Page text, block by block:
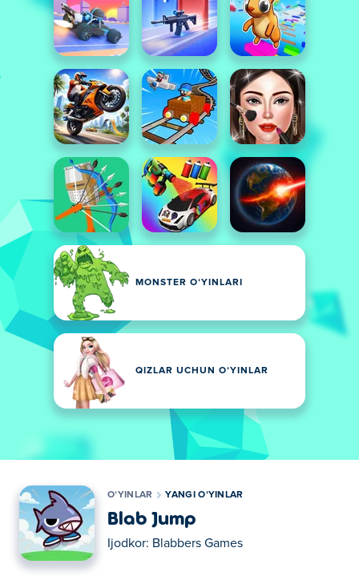
MONSTER OʻYINLARI
QIZLAR UCHUN OʻYINLAR
OʻYINLAR YANGI OʻYINLAR
Blab Jump
Ijodkor: Blabbers Games